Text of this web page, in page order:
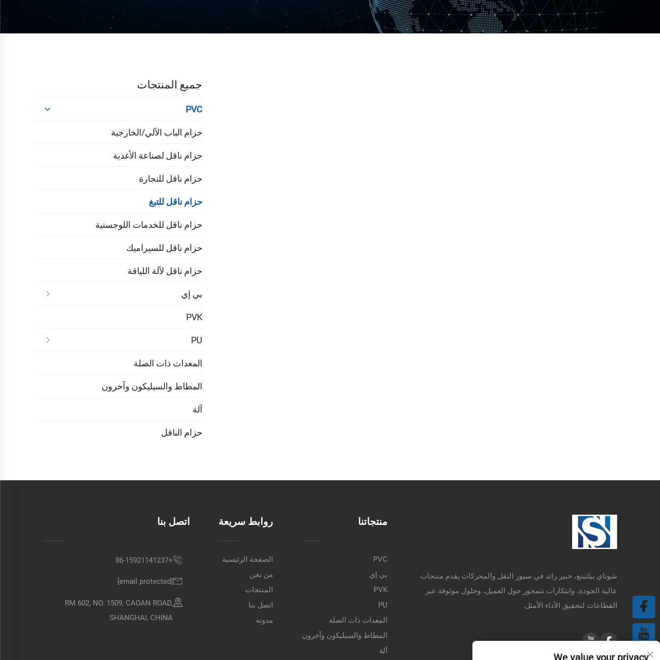
جميع المنتجات
PVC
حزام الباب الآلي/الخارجية
حزام ناقل لصناعة الأغذية
حزام ناقل للنجارة
حزام ناقل للتبغ
حزام ناقل للخدمات اللوجستية
حزام ناقل للسيراميك
حزام ناقل لآلة اللياقة
بي إي
PVK
PU
المعدات ذات الصلة
المطاط والسيليكون وآخرون
آلة
حزام الناقل
شوناي بيلتينغ، خبير رائد في سيور النقل والمحركات يقدم منتجات
عالية الجودة، وابتكارات تتمحور حول العميل، وحلول موثوقة عبر
القطاعات لتحقيق الأداء الأمثل.
منتجاتنا
PVC
بي إي
PVK
PU
المعدات ذات الصلة
المطاط والسيليكون وآخرون
آلة
روابط سريعة
الصفحة الرئيسية
من نحن
المنتجات
اتصل بنا
مدونة
اتصل بنا
+86-15921141237
[email protected]
RM 602, NO. 1509, CAOAN ROAD,
SHANGHAI, CHINA
We value your privacy